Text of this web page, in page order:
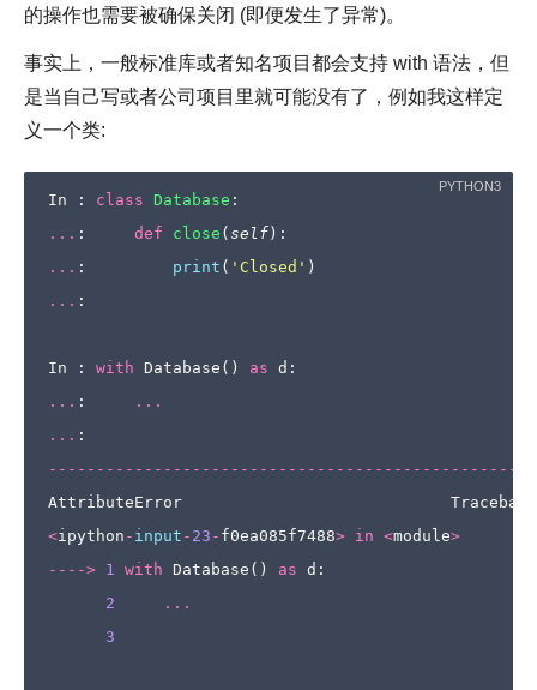
的操作也需要被确保关闭 (即便发生了异常)。
事实上，一般标准库或者知名项目都会支持 with 语法，但
是当自己写或者公司项目里就可能没有了，例如我这样定
义一个类:
In : class Database :
... : def close ( self ):
... : print ( 'Closed' )
... :
In : with Database () as d :
... :
...
... :
AttributeError
Traceback
<ipython - input - 23 - f0ea085f7488> in <module>
----> 1 with Database () as d :
2
...
3